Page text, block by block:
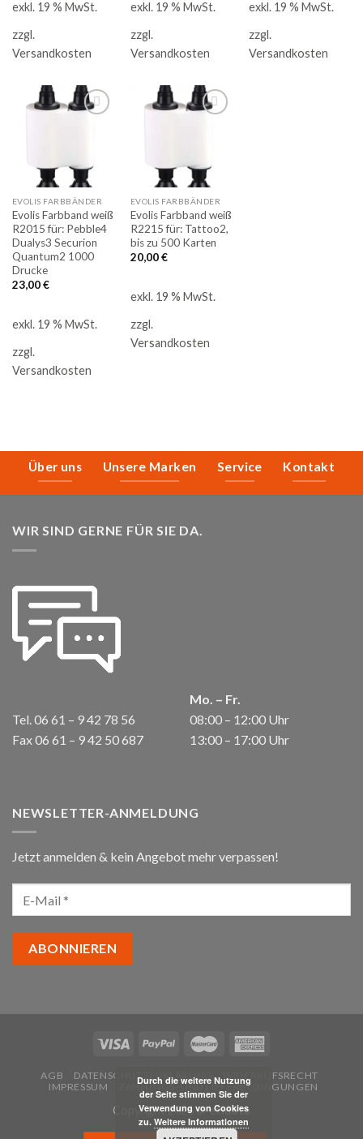
exkl. 19 % MwSt.
zzgl.
Versandkosten
exkl. 19 % MwSt.
zzgl.
Versandkosten
exkl. 19 % MwSt.
zzgl.
Versandkosten
Merkliste
EVOLIS FARBBÄNDER
Evolis Farbband weiß
R2015 für: Pebble4
Dualys3 Securion
Quantum2 1000
Drucke
23,00€
exkl. 19 % MwSt.
zzgl.
Versandkosten
Merkliste
EVOLIS FARBBÄNDER
Evolis Farbband weiß
R2215 für: Tattoo2,
bis zu 500 Karten
20,00€
exkl. 19 % MwSt.
zzgl.
Versandkosten
Über uns Unsere Marken Service Kontakt
WIR SIND GERNE FÜR SIE DA.
Tel. 06 61 – 9 42 78 56
Fax 06 61 – 9 42 50 687
Mo. – Fr.
08:00 – 12:00 Uhr
13:00 – 17:00 Uhr
NEWSLETTER-ANMELDUNG
Jetzt anmelden & kein Angebot mehr verpassen!
AGB DATENSCHUTZERKLÄRUNG
WIDERRUFSRECHT
IMPRESSUM
ZAHLUNGS- UND LIEFERBEDINGUNGEN
Copyright 2026 ©etidata
Durch die weitere Nutzung
der Seite stimmen Sie der
Verwendung von Cookies
zu. Weitere Informationen